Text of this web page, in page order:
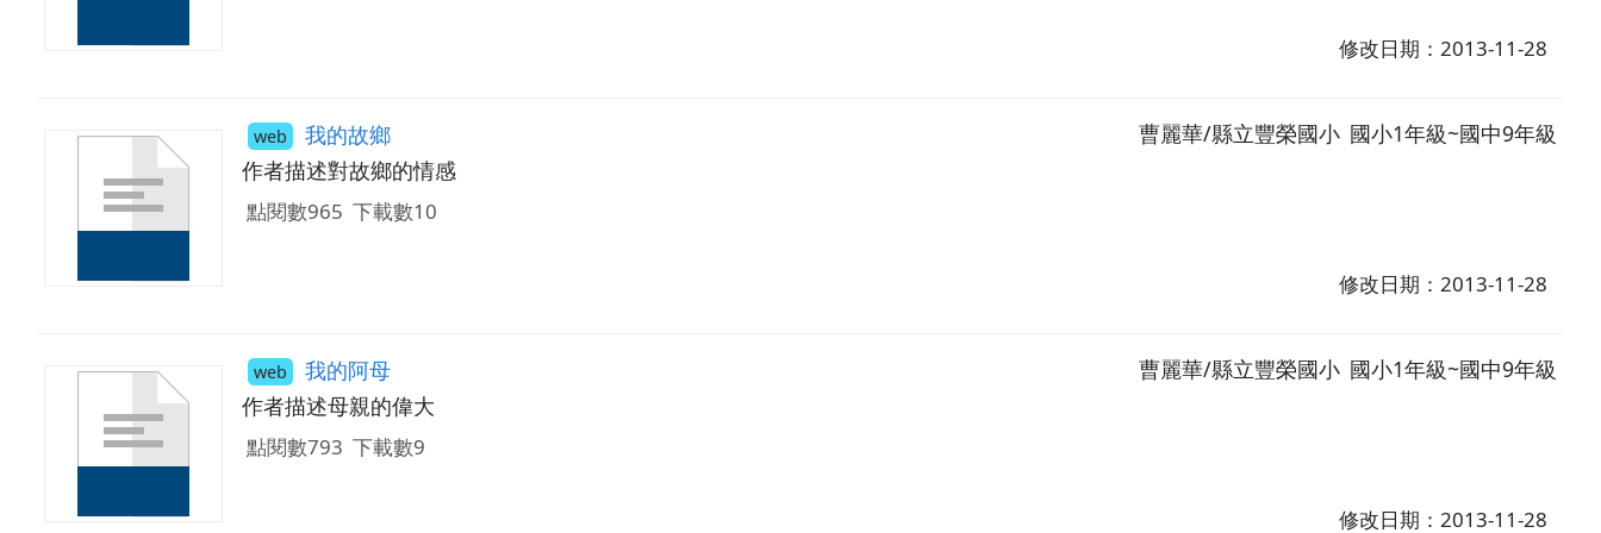
修改日期：2013-11-28
web 我的故鄉 曹麗華/縣立豐榮國小 國小1年級~國中9年級
作者描述對故鄉的情感
點閱數965 下載數10
修改日期：2013-11-28
web 我的阿母 曹麗華/縣立豐榮國小 國小1年級~國中9年級
作者描述母親的偉大
點閱數793 下載數9
修改日期：2013-11-28